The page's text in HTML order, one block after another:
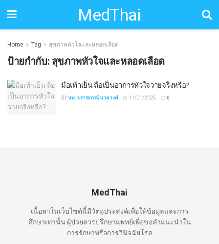
MedThai
Home Tag สุขภาพหัวใจและหลอดเลือด
ป้ายกำกับ: สุขภาพหัวใจและหลอดเลือด
มือเท้าเย็น ถือเป็นอาการหัวใจวายจริงหรือ?
BYนพ. ปราชกรณ์ นามวงค์ 11/01/2025 0
MedThai
เนื้อหาในเว็บไซต์นี้มีวัตถุประสงค์เพื่อให้ข้อมูลและการ
ศึกษาเท่านั้น ผู้ป่วยควรปรึกษาแพทย์เพื่อขอคำแนะนำใน
การรักษาหรือการวินิจฉัยโรค